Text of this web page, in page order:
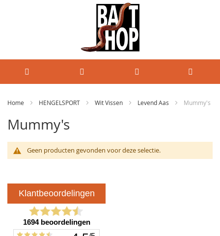
Home HENGELSPORT Wit Vissen Levend Aas Mummy's
Mummy's
Geen producten gevonden voor deze selectie.